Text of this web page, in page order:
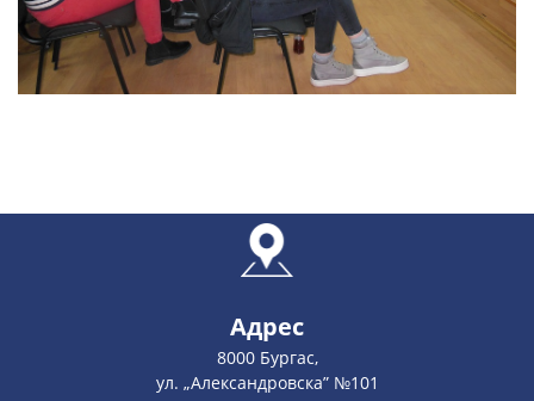
Адрес
8000 Бургас,
ул. „Александровска” №101